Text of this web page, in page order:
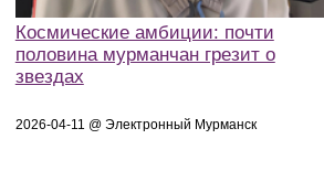
Космические амбиции: почти
половина мурманчан грезит о
звездах
2026-04-11 @ Электронный Мурманск